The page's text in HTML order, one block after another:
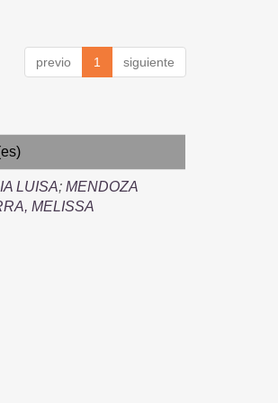
previo 1 siguiente
LUISA; MENDOZA
MELISSA